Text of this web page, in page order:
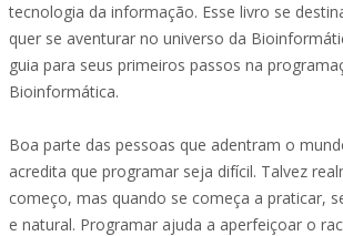
tecnologia da informação. Esse livro se
quer se aventurar no universo da
guia para seus primeiros passos na
Bioinformática.
Boa parte das pessoas que adentram o
acredita que programar seja difícil. Talvez
começo, mas quando se começa a praticar,
e natural. Programar ajuda a aperfeiçoar o